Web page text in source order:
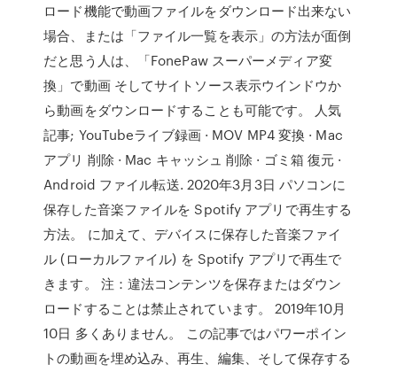
ロード機能で動画ファイルをダウンロード出来ない
場合、または「ファイル一覧を表示」の方法が面倒
だと思う人は、「FonePaw スーパーメディア変
換」で動画 そしてサイトソース表示ウインドウか
ら動画をダウンロードすることも可能です。 人気
記事; YouTubeライブ録画 · MOV MP4 変換 · Mac
アプリ 削除 · Mac キャッシュ 削除 · ゴミ箱 復元 ·
Android ファイル転送. 2020年3月3日 パソコンに
保存した音楽ファイルを Spotify アプリで再生する
方法。 に加えて、デバイスに保存した音楽ファイ
ル (ローカルファイル) を Spotify アプリで再生で
きます。 注：違法コンテンツを保存またはダウン
ロードすることは禁止されています。 2019年10月
10日 多くありません。 この記事ではパワーポイン
トの動画を埋め込み、再生、編集、そして保存する